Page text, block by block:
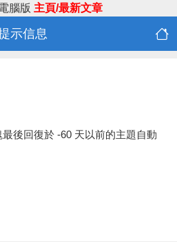
腦版 主頁/最新文章
示信息
後回復於 -60 天以前的主題自動